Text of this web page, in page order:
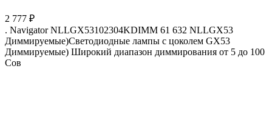
2 777 ₽
. Navigator NLLGX53102304KDIMM 61 632 NLLGX53
Диммируемые)Светодиодные лампы с цоколем GX53
Диммируемые) Широкий диапазон диммирования от 5 до 100
Сов